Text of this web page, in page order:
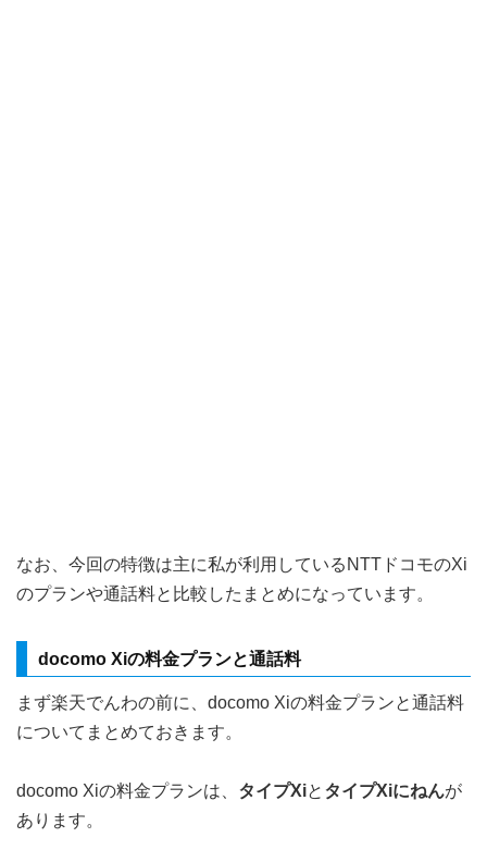
なお、今回の特徴は主に私が利用しているNTTドコモのXi
のプランや通話料と比較したまとめになっています。
docomo Xiの料金プランと通話料
まず楽天でんわの前に、docomo Xiの料金プランと通話料
についてまとめておきます。
docomo Xiの料金プランは、 タイプXiと タイプXiにねんが
あります。